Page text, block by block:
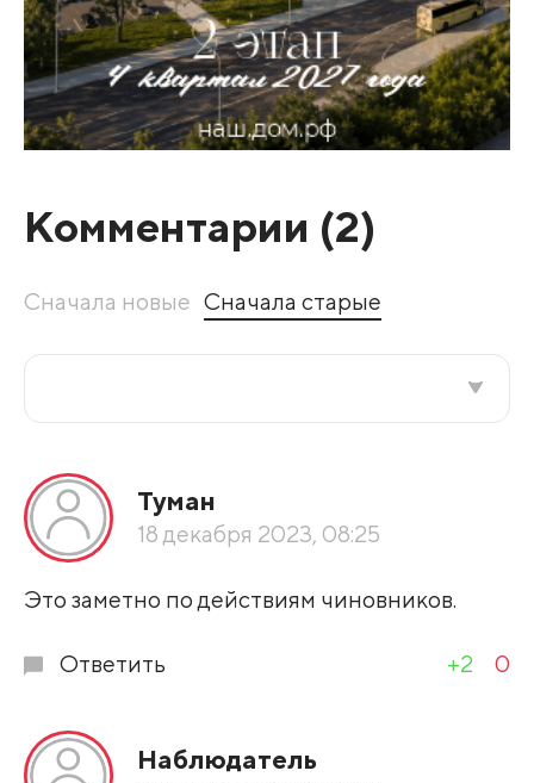
Комментарии (2)
Сначала новые Сначала старые
По рейтингу
Развернуть все
Туман
18 декабря 2023, 08:25
Это заметно по действиям чиновников.
Ответить +2 0
Наблюдатель